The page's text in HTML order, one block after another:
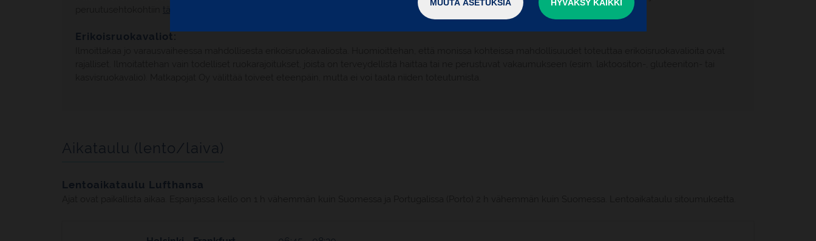
MUUTA ASETUKSIA HYVÄKSY KAIKKI
tästä
Erikoisruokavaliot:
Aikataulu (lento/laiva)
Lentoaikataulu Lufthansa